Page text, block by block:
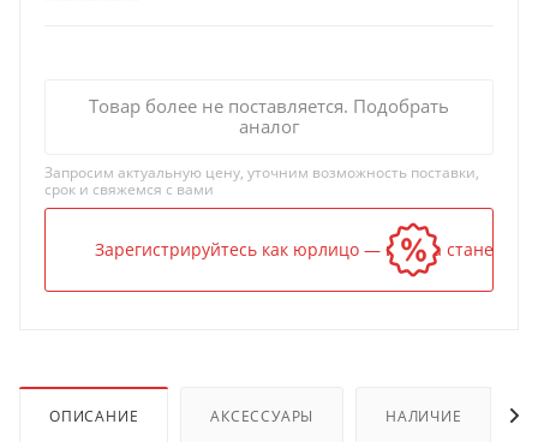
Товар более не поставляется. Подобрать
аналог
Запросим актуальную цену, уточним возможность поставки,
срок и свяжемся с вами
Зарегистрируйтесь как юрлицо — и цена станет
ОПИСАНИЕ АКСЕССУАРЫ НАЛИЧИЕ